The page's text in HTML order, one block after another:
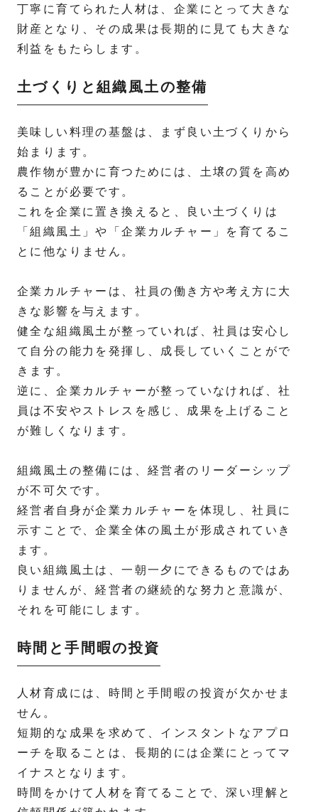
丁寧に育てられた人材は、企業にとって大きな
財産となり、その成果は長期的に見ても大きな
利益をもたらします。
土づくりと組織風土の整備
美味しい料理の基盤は、まず良い土づくりから
始まります。
農作物が豊かに育つためには、土壌の質を高め
ることが必要です。
これを企業に置き換えると、良い土づくりは
「組織風土」や「企業カルチャー」を育てるこ
とに他なりません。
企業カルチャーは、社員の働き方や考え方に大
きな影響を与えます。
健全な組織風土が整っていれば、社員は安心し
て自分の能力を発揮し、成長していくことがで
きます。
逆に、企業カルチャーが整っていなければ、社
員は不安やストレスを感じ、成果を上げること
が難しくなります。
組織風土の整備には、経営者のリーダーシップ
が不可欠です。
経営者自身が企業カルチャーを体現し、社員に
示すことで、企業全体の風土が形成されていき
ます。
良い組織風土は、一朝一夕にできるものではあ
りませんが、経営者の継続的な努力と意識が、
それを可能にします。
時間と手間暇の投資
人材育成には、時間と手間暇の投資が欠かせま
せん。
短期的な成果を求めて、インスタントなアプロ
ーチを取ることは、長期的には企業にとってマ
イナスとなります。
時間をかけて人材を育てることで、深い理解と